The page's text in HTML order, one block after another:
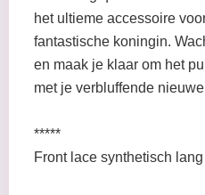
het ultieme accessoire
fantastische koningin.
en maak je klaar om het
met je verbluffende
*****
Front lace synthetisch